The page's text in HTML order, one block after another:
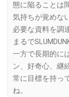
態に陥ることは
気持ちが覚めな
必要な資料を調
まるで
一方で長期的に
ン、好奇心、継
常に目標を持っ
ね。